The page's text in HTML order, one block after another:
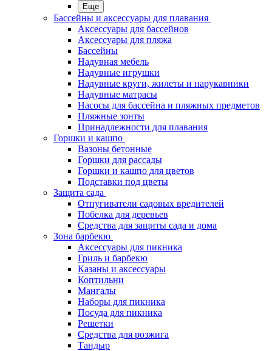
Еще
Бассейны и аксессуары для плавания
Аксессуары для бассейнов
Аксессуары для пляжа
Бассейны
Надувная мебель
Надувные игрушки
Надувные круги, жилеты и нарукавники
Надувные матрасы
Насосы для бассейна и пляжных предметов
Пляжные зонты
Принадлежности для плавания
Горшки и кашпо
Вазоны бетонные
Горшки для рассады
Горшки и кашпо для цветов
Подставки под цветы
Защита сада
Отпугиватели садовых вредителей
Побелка для деревьев
Средства для защиты сада и дома
Зона барбекю
Аксессуары для пикника
Гриль и барбекю
Казаны и аксессуары
Коптильни
Мангалы
Наборы для пикника
Посуда для пикника
Решетки
Средства для розжига
Тандыр